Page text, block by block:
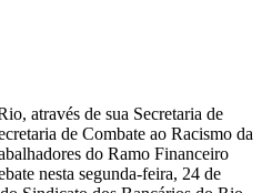
através de sua Secretaria de
de Combate ao Racismo da
do Ramo Financeiro
nesta segunda-feira, 24 de